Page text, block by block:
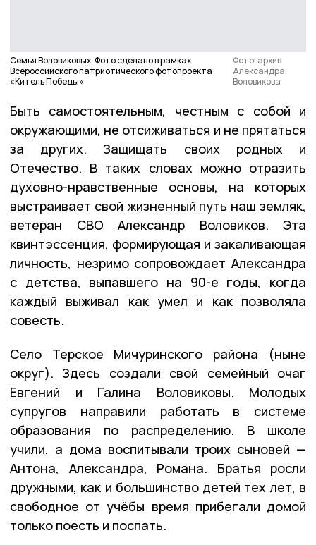
Семья Воловиковых. Фото сделано в рамках
Всероссийского патриотического фотопроекта
«Китель Победы»
Фото: архив
Александра
Воловикова
Быть самостоятельным, честным с собой и
окружающими, не отсиживаться и не прятаться
за других. Защищать своих родных и
Отечество. В таких словах можно отразить
духовно-нравственные основы, на которых
выстраивает свой жизненный путь наш земляк,
ветеран СВО Александр Воловиков. Эта
квинтэссенция, формирующая и закаливающая
личность, незримо сопровождает Александра
с детства, выпавшего на 90-е годы, когда
каждый выживал как умел и как позволяла
совесть.
Село Терское Мичуринского района (ныне
округ). Здесь создали свой семейный очаг
Евгений и Галина Воловиковы. Молодых
супругов направили работать в системе
образования по распределению. В школе
учили, а дома воспитывали троих сыновей —
Антона, Александра, Романа. Братья росли
дружными, как и большинство детей тех лет, в
свободное от учёбы время прибегали домой
только поесть и поспать.